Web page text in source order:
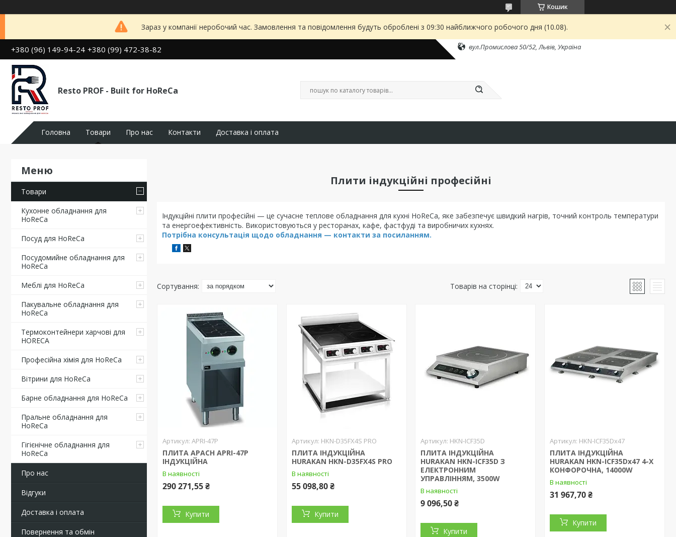
Кошик
Зараз у компанії неробочий час. Замовлення та повідомлення будуть оброблені з 09:30 найближчого робочого дня (10.08).
+380 (96) 149-94-24 +380 (99) 472-38-82 вул.Промислова 50/52, Львів, Україна
Resto PROF - Built for HoReCa
Головна Товари Про нас Контакти Доставка і оплата
Товари
Кухонне обладнання для
HoReCa
Посуд для HoReCa
Посудомийне обладнання для
HoReCa
Меблі для HoReCa
Пакувальне обладнання для
HoReCa
Термоконтейнери харчові для
HORECA
Професійна хімія для HoReCa
Вітрини для HoReCa
Барне обладнання для HoReCa
Пральне обладнання для
HoReCa
Гігієнічне обладнання для
HoReCa
Про нас
Відгуки
Доставка і оплата
Повернення та обмін
Плити індукційні професійні
Індукційні плити професійні — це сучасне теплове обладнання для кухні HoReCa, яке забезпечує швидкий нагрів, точний контроль температури
та енергоефективність. Використовуються у ресторанах, кафе, фастфуді та виробничих кухнях.
Потрібна консультація щодо обладнання — контакти за посиланням.
APRI-47P
ПЛИТА APACH APRI-47P
ІНДУКЦІЙНА
В наявності
290 271,55 ₴
Купити
HKN-D35FX4S PRO
ПЛИТА ІНДУКЦІЙНА
HURAKAN HKN-D35FX4S PRO
В наявності
55 098,80 ₴
Купити
HKN-ICF35D
ПЛИТА ІНДУКЦІЙНА
HURAKAN HKN-ICF35D З
ЕЛЕКТРОННИМ
УПРАВЛІННЯМ, 3500W
В наявності
9 096,50 ₴
Купити
HKN-ICF35Dx47
ПЛИТА ІНДУКЦІЙНА
HURAKAN HKN-ICF35Dx47 4-Х
КОНФОРОЧНА, 14000W
В наявності
31 967,70 ₴
Купити